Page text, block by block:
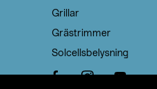
Grillar
Grästrimmer
Solcellsbelysning